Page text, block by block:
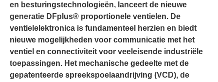
en besturingstechnologieën, lanceert de nieuwe
generatie DFplus® proportionele ventielen. De
ventielelektronica is fundamenteel herzien en biedt
nieuwe mogelijkheden voor communicatie met het
ventiel en connectiviteit voor veeleisende industriële
toepassingen. Het mechanische gedeelte met de
gepatenteerde spreekspoelaandrijving (VCD), de